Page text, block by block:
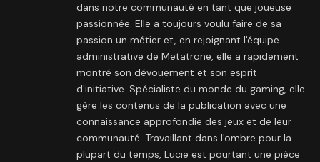
dans notre communauté en tant que joueuse
passionnée. Elle a toujours voulu faire de sa
passion un métier et, en rejoignant l'équipe
administrative de Metatrone, elle a rapidement
montré son dévouement et son esprit
d'initiative. Spécialiste du monde du gaming, elle
gère les contenus de la publication avec une
connaissance approfondie des jeux et de leur
communauté. Travaillant dans l'ombre pour la
plupart du temps, Lucie est pourtant une pièce